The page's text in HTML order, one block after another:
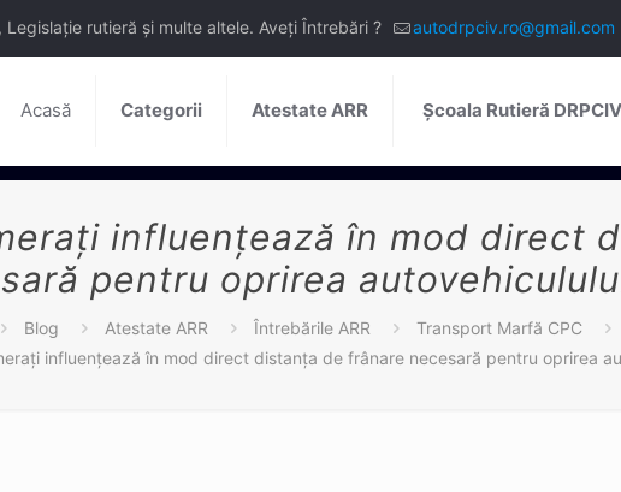
Legislație rutieră și multe altele. Aveți Întrebări ? autodrpciv.ro@gmail.com
Acasă Categorii Atestate ARR Școala Rutieră DRPCIV
influențează în mod direct
pentru oprirea
Blog Atestate ARR Întrebările ARR
Transport Marfă CPC
influențează în mod direct distanța de frânare necesară pentru oprirea